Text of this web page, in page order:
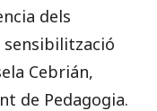
dels
sensibilització
Cebrián,
de Pedagogia.